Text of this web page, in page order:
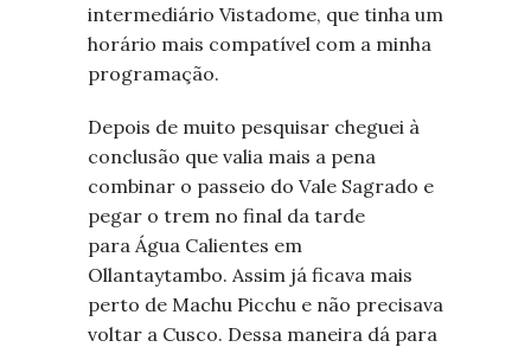
intermediário Vistadome, que tinha um
horário mais compatível com a minha
programação.
Depois de muito pesquisar cheguei à
conclusão que valia mais a pena
combinar o passeio do Vale Sagrado e
pegar o trem no final da tarde
para Água Calientes em
Ollantaytambo. Assim já ficava mais
perto de Machu Picchu e não precisava
voltar a Cusco. Dessa maneira dá para